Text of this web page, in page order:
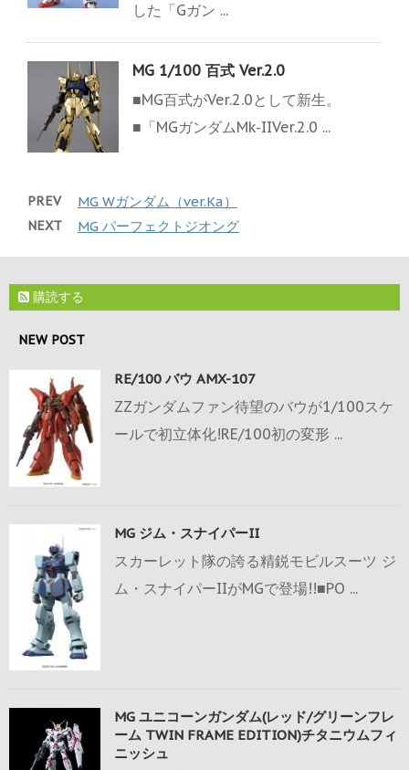
した「Gガン ...
MG 1/100 百式 Ver.2.0
■MG百式がVer.2.0として新生。
■「MGガンダムMk-IIVer.2.0 ...
PREV MG Wガンダム（ver.Ka）
NEXT MG パーフェクトジオング
購読する
NEW POST
RE/100 バウ AMX-107
ZZガンダムファン待望のバウが1/100スケ
ールで初立体化!RE/100初の変形 ...
MG ジム・スナイパーII
スカーレット隊の誇る精鋭モビルスーツ ジ
ム・スナイパーIIがMGで登場!!■PO ...
MG ユニコーンガンダム(レッド/グリーンフレ
ーム TWIN FRAME EDITION)チタニウムフィ
ニッシュ